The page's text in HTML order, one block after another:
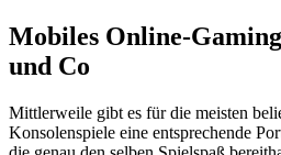
Mobiles Online-
und Co
Mittlerweile gibt es für die meisten
Konsolenspiele eine entsprechende